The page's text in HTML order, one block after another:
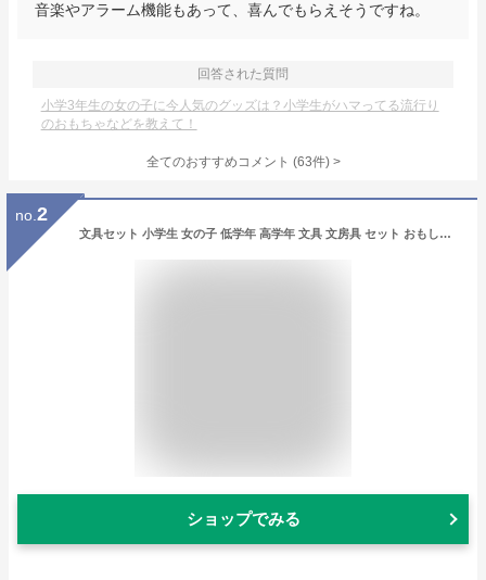
音楽やアラーム機能もあって、喜んでもらえそうですね。
回答された質問
小学3年生の女の子に今人気のグッズは？小学生がハマってる流行り
のおもちゃなどを教えて！
全てのおすすめコメント (63件) >
no. 2
文具セット 小学生 女の子 低学年 高学年 文具 文房具 セット おもしろ 大量 子供会 イベント 景品 ビンゴ くじ引き 詰め合わせ 発表会 1000 円 子供 子ども こども 女子 プチギフト ギフト プレゼント 誕生日 お菓子 縁日 夏祭り 韓国 卒園 タピオカ 学童 塾 クリスマス
ショップでみる